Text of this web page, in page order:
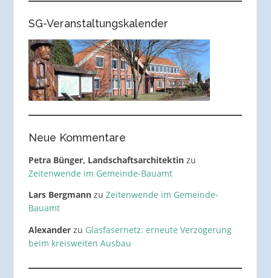
SG-Veranstaltungskalender
Neue Kommentare
Petra Bünger, Landschaftsarchitektinzu
Zeitenwende im Gemeinde-Bauamt
Lars Bergmannzu Zeitenwende im Gemeinde-
Bauamt
Alexanderzu Glasfasernetz: erneute Verzögerung
beim kreisweiten Ausbau